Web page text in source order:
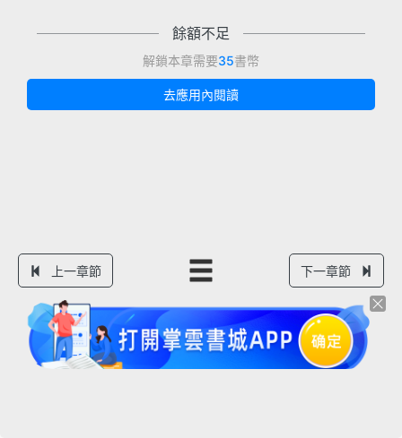
餘額不足
解鎖本章需要35書幣
去應用內閱讀
上一章節 下一章節